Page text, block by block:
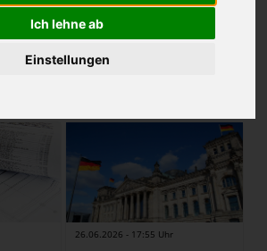
Ich lehne ab
Einstellungen
zur Suche nachBevölkerung
4
-12von123
26.06.2026 - 17:55 Uhr